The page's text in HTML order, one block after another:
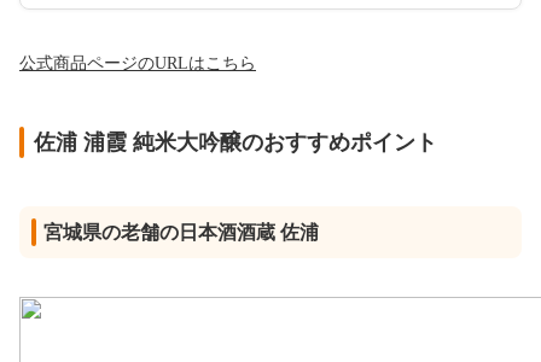
公式商品ページのURLはこちら
佐浦 浦霞 純米大吟醸のおすすめポイント
宮城県の老舗の日本酒酒蔵 佐浦